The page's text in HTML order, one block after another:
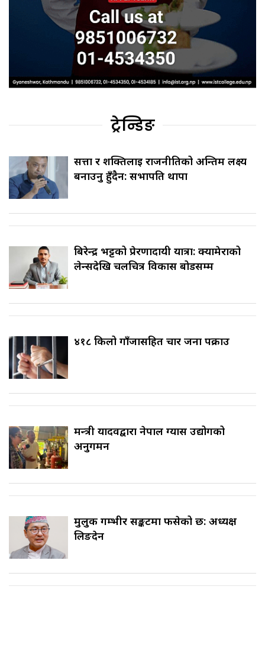
ट्रेन्डिङ
सत्ता र शक्तिलाई राजनीतिको अन्तिम लक्ष्य
बनाउनु हुँदैन: सभापति थापा
बिरेन्द्र भट्टको प्रेरणादायी यात्रा: क्यामेराको
लेन्सदेखि चलचित्र विकास बोर्डसम्म
४१८ किलो गाँजासहित चार जना पक्राउ
मन्त्री यादवद्वारा नेपाल ग्यास उद्योगको
अनुगमन
मुलुक गम्भीर सङ्कटमा फसेको छ: अध्यक्ष
लिङदेन